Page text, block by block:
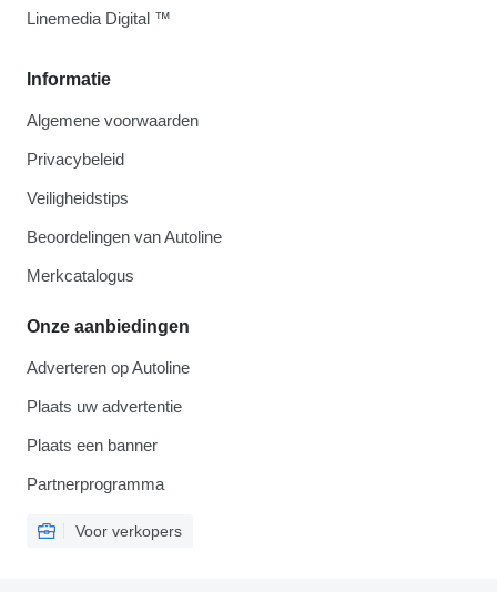
Informatie
Algemene voorwaarden
Privacybeleid
Veiligheidstips
Beoordelingen van Autoline
Merkcatalogus
Onze aanbiedingen
Adverteren op Autoline
Plaats uw advertentie
Plaats een banner
Partnerprogramma
Voor verkopers
Linemedia Digital ™